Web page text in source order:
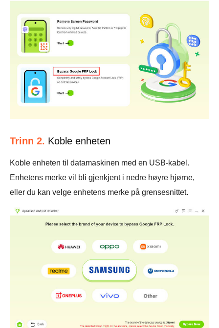
Trinn 2. Koble enheten
Koble enheten til datamaskinen med en USB-kabel.
Enhetens merke vil bli gjenkjent i nedre høyre hjørne,
eller du kan velge enhetens merke på grensesnittet.